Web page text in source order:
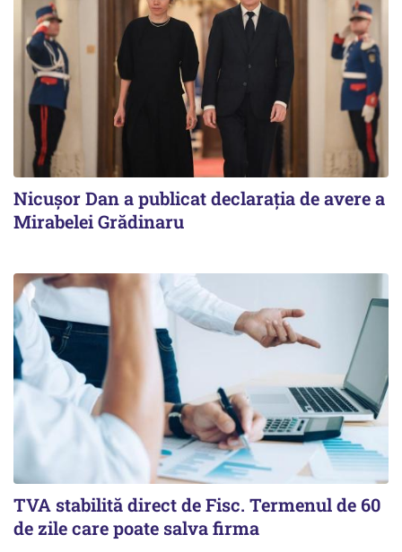
Nicuşor Dan a publicat declaraţia de avere a
Mirabelei Grădinaru
TVA stabilită direct de Fisc. Termenul de 60
de zile care poate salva firma